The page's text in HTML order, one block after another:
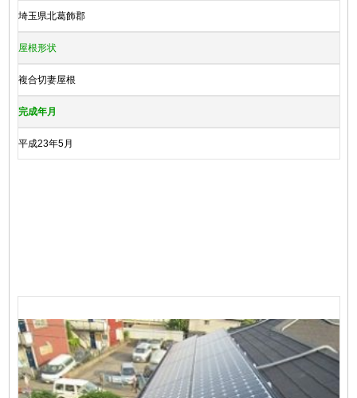
埼玉県北葛飾郡
屋根形状
複合切妻屋根
完成年月
平成23年5月